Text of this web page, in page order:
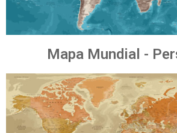
Mapa Mundial -